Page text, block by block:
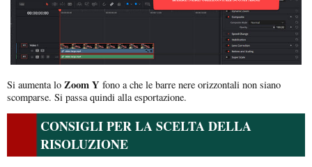
Si aumenta lo Zoom Y fono a che le barre nere orizzontali non siano
scomparse. Si passa quindi alla esportazione.
CONSIGLI PER LA SCELTA DELLA
RISOLUZIONE